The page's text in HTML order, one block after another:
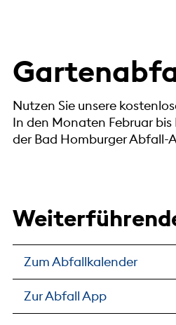
Nutzen Sie unsere
In den Monaten Februar
der Bad Homburger Abfall-
Zum Abfallkalender
Zur Abfall App